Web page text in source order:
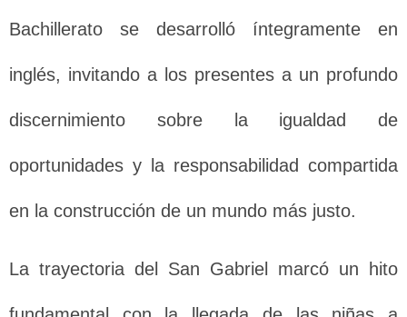
Bachillerato se desarrolló íntegramente en
inglés, invitando a los presentes a un profundo
discernimiento sobre la igualdad de
oportunidades y la responsabilidad compartida
en la construcción de un mundo más justo.
La trayectoria del San Gabriel marcó un hito